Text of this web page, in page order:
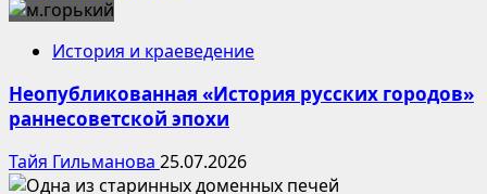
История и краеведение
Неопубликованная «История русских городов»
раннесоветской эпохи
Тайя Гильманова 25.07.2026